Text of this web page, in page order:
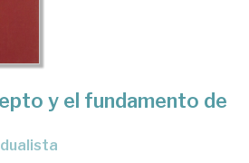
y el fundamento de
dualista